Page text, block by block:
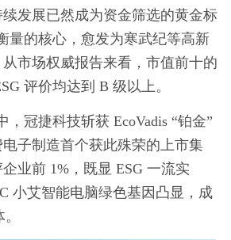
发展已然成为资金筛选的黄金标
量的核心，愈发为寒武纪等高新
市场权威报告来看，市值前十的
评价均达到 B 级以上。
，冠捷科技斩获 EcoVadis “铂金”
子制造首个获此殊荣的上市集
业前 1%，既显 ESG 一流实
小艾智能电脑绿色基因凸显，成